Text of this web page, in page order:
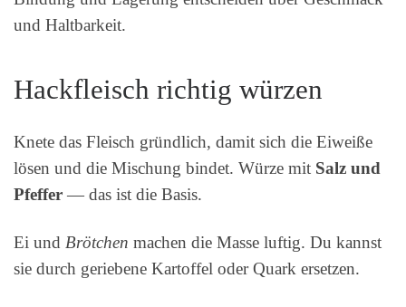
und Haltbarkeit.
Hackfleisch richtig würzen
Knete das Fleisch gründlich, damit sich die Eiweiße
lösen und die Mischung bindet. Würze mit Salz und
Pfeffer — das ist die Basis.
Ei und Brötchen machen die Masse luftig. Du kannst
sie durch geriebene Kartoffel oder Quark ersetzen.